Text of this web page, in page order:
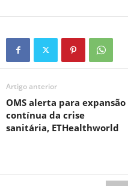
Artigo anterior
OMS alerta para expansão
contínua da crise
sanitária, ETHealthworld